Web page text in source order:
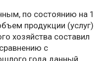
по состоянию на 1
продукции (услуг)
хозяйства составил
с